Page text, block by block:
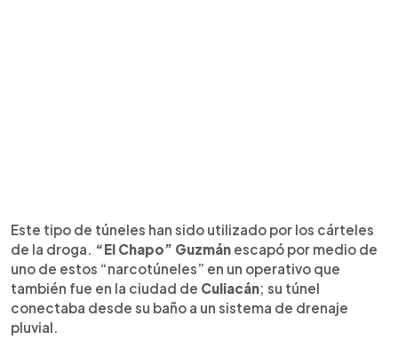
Este tipo de túneles han sido utilizado por los cárteles
de la droga. “El Chapo” Guzmán escapó por medio de
uno de estos “narcotúneles” en un operativo que
también fue en la ciudad de Culiacán; su túnel
conectaba desde su baño a un sistema de drenaje
pluvial.